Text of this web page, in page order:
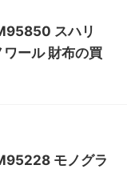
スハリ
ール 財布の買
モノグラ